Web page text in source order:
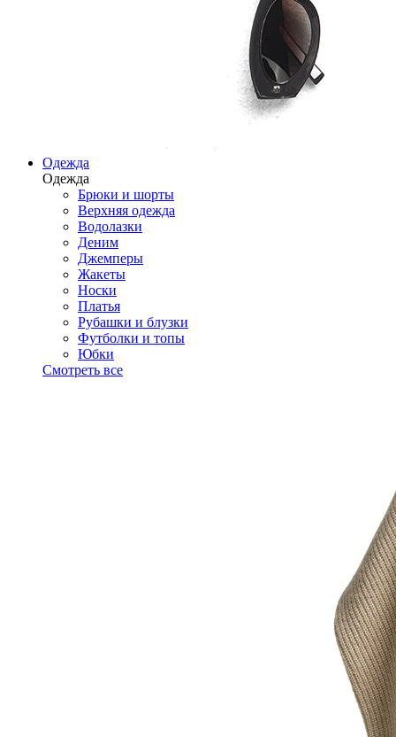
Одежда
Одежда
Брюки и шорты
Верхняя одежда
Водолазки
Деним
Джемперы
Жакеты
Носки
Платья
Рубашки и блузки
Футболки и топы
Юбки
Смотреть все